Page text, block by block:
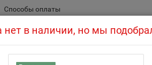
Способы оплаты
нет в наличии, но мы